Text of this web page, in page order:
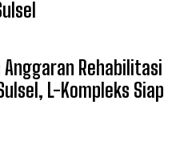
Anggaran Rehabilitasi
L-Kompleks Siap